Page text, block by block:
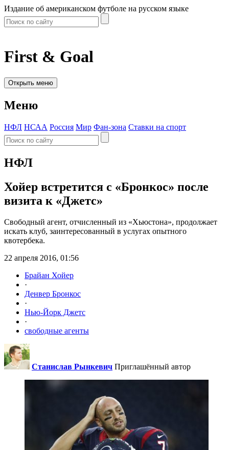
Издание об американском футболе на русском языке
First & Goal
Открыть меню
Меню
НФЛ НСАА Россия Мир Фан-зона Ставки на спорт
НФЛ
Хойер встретится с «Бронкос» после
визита к «Джетс»
Свободный агент, отчисленный из «Хьюстона», продолжает
искать клуб, заинтересованный в услугах опытного
квотербека.
22 апреля 2016, 01:56
Брайан Хойер
·
Денвер Бронкос
·
Нью-Йорк Джетс
·
свободные агенты
Станислав Рынкевич Приглашённый автор